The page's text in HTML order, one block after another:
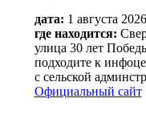
дата: 1 августа 2026
где находится:
улица 30 лет
подходите к
с сельской
Официальный сайт